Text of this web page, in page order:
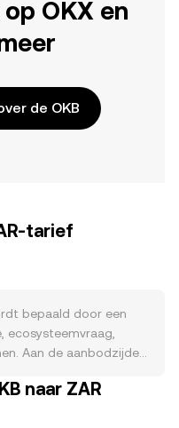
OKX en
de OKB
tarief
bepaald door een
ecosysteemvraag,
Aan de aanbodzijde
buyback- en burn-
uit circulatie haalt,
naar ZAR